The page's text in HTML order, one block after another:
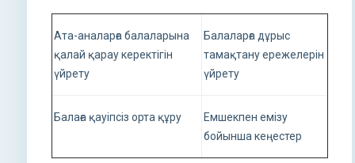
Ата-аналарға балаларына
қалай қарау керектігін
үйрету
Балаларға дұрыс
тамақтану ережелерін
үйрету
Балаға қауіпсіз орта құру
Емшекпен емізу
бойынша кеңестер